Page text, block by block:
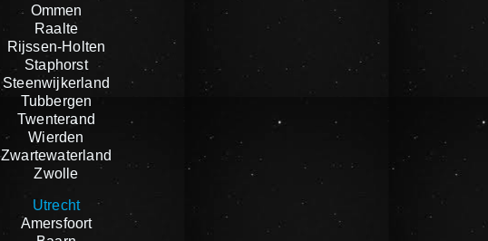
Ommen
Raalte
Rijssen-Holten
Staphorst
Steenwijkerland
Tubbergen
Twenterand
Wierden
Zwartewaterland
Zwolle
Utrecht
Amersfoort